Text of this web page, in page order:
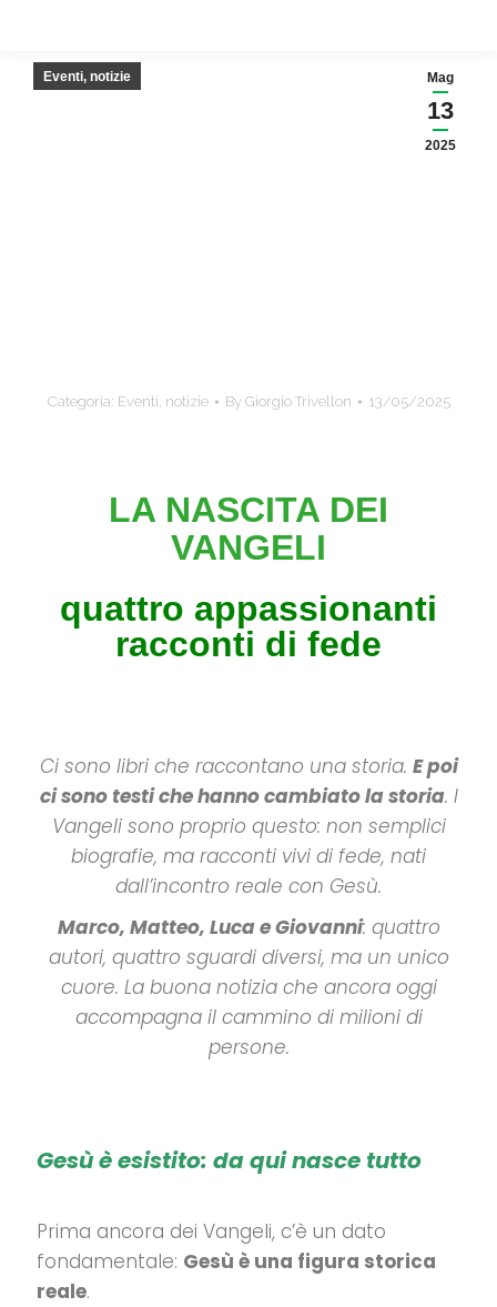
Mag
13
2025
Eventi, notizie
Categoria: Eventi, notizie By Giorgio Trivellon 13/05/2025
LA NASCITA DEI
VANGELI
quattro appassionanti
racconti di fede
Ci sono libri che raccontano una storia. E poi
ci sono testi che hanno cambiato la storia. I
Vangeli sono proprio questo: non semplici
biografie, ma racconti vivi di fede, nati
dall’incontro reale con Gesù.
Marco, Matteo, Luca e Giovanni: quattro
autori, quattro sguardi diversi, ma un unico
cuore. La buona notizia che ancora oggi
accompagna il cammino di milioni di
persone.
Gesù è esistito: da qui nasce tutto
Prima ancora dei Vangeli, c’è un dato
fondamentale: Gesù è una figura storica
reale.